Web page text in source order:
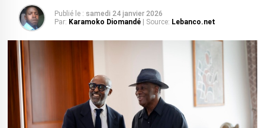
Publié le : samedi 24 janvier 2026
Par: Karamoko Diomandé | Source: Lebanco.net